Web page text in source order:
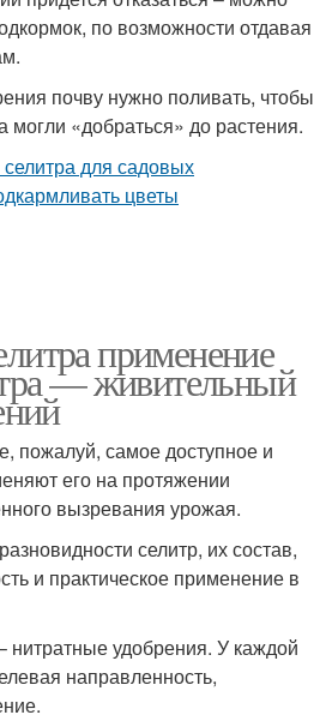
по возможности отдавая
почву нужно поливать, чтобы
могли «добраться» до растения.
применение
— живительный
пожалуй, самое доступное и
его на протяжении
вызревания урожая.
селитр, их состав,
и практическое применение в
нитратные удобрения. У каждой
направленность,